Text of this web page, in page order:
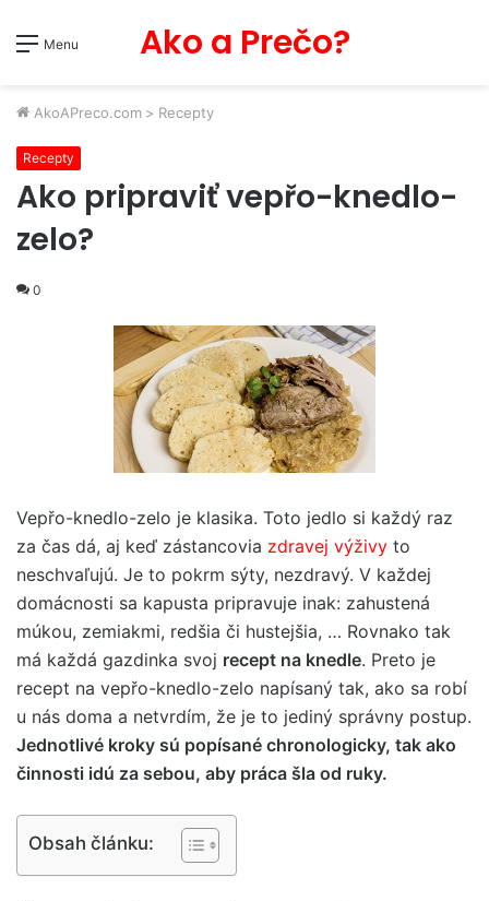
Menu Ako a Prečo?
AkoAPreco.com > Recepty
Recepty
Ako pripraviť vepřo-knedlo-
zelo?
0
Vepřo-knedlo-zelo je klasika. Toto jedlo si každý raz
za čas dá, aj keď zástancovia zdravej výživy to
neschvaľujú. Je to pokrm sýty, nezdravý. V každej
domácnosti sa kapusta pripravuje inak: zahustená
múkou, zemiakmi, redšia či hustejšia, … Rovnako tak
má každá gazdinka svoj recept na knedle. Preto je
recept na vepřo-knedlo-zelo napísaný tak, ako sa robí
u nás doma a netvrdím, že je to jediný správny postup.
Jednotlivé kroky sú popísané chronologicky, tak ako
činnosti idú za sebou, aby práca šla od ruky.
Obsah článku: